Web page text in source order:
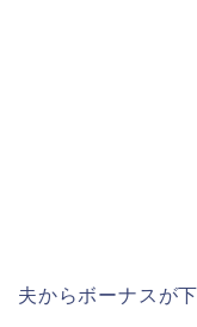
夫からボーナスが